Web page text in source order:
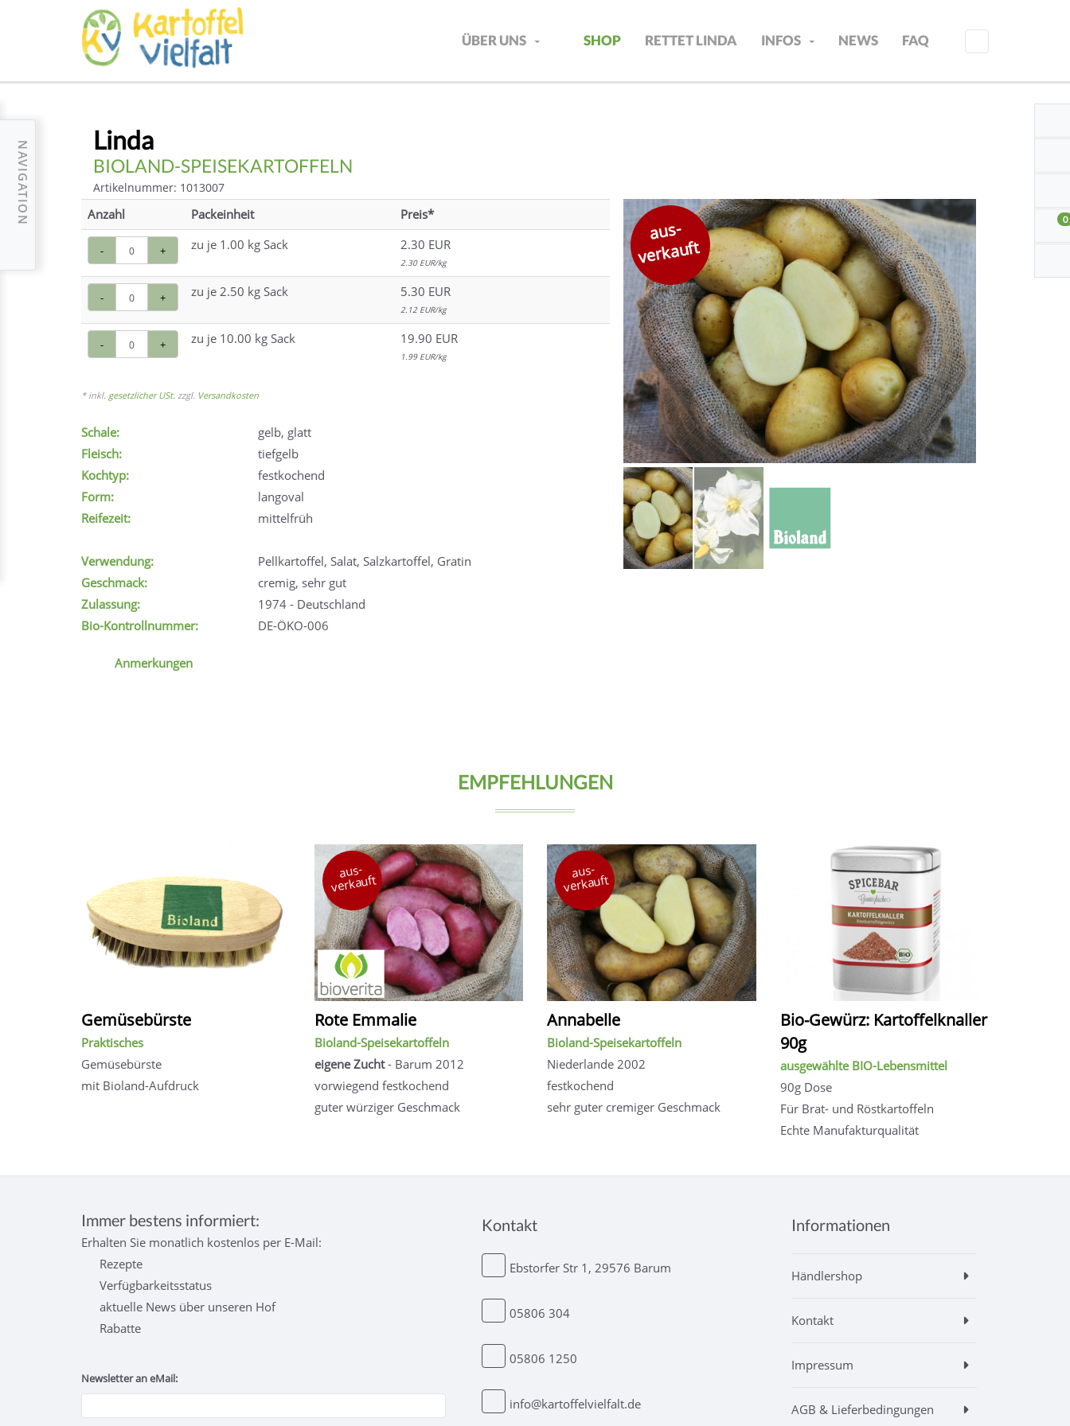
ÜBER UNS SHOP RETTET LINDA INFOS NEWS FAQ
Linda
BIOLAND-SPEISEKARTOFFELN
Artikelnummer: 1013007
Anzahl Packeinheit Preis*
- + zu je 1.00 kg Sack 2.30 EUR
2.30 EUR/kg
- + zu je 2.50 kg Sack 5.30 EUR
2.12 EUR/kg
- + zu je 10.00 kg Sack 19.90 EUR
1.99 EUR/kg
* inkl. gesetzlicher USt. zzgl. Versandkosten
Schale:
gelb, glatt
Fleisch:
tiefgelb
Kochtyp:
festkochend
Form:
langoval
Reifezeit:
mittelfrüh
Verwendung:
Pellkartoffel, Salat, Salzkartoffel, Gratin
Geschmack:
cremig, sehr gut
Zulassung:
1974 - Deutschland
Bio-Kontrollnummer:
DE-ÖKO-006
Anmerkungen
aus-
verkauft verkauft
EMPFEHLUNGEN
Gemüsebürste
Praktisches
Gemüsebürste
mit Bioland-Aufdruck
aus-
verkauft
Rote Emmalie
Bioland-Speisekartoffeln
eigene Zucht- Barum 2012
vorwiegend festkochend
guter würziger Geschmack
aus-
verkauft
Annabelle
Bioland-Speisekartoffeln
Niederlande 2002
festkochend
sehr guter cremiger Geschmack
Bio-Gewürz: Kartoffelknaller
90g
ausgewählte BIO-Lebensmittel
90g Dose
Für Brat- und Röstkartoffeln
Echte Manufakturqualität
Immer bestens informiert:
Erhalten Sie monatlich kostenlos per E-Mail:
Rezepte
Verfügbarkeitsstatus
aktuelle News über unseren Hof
Rabatte
Newsletter an eMail:
Kontakt
Ebstorfer Str 1, 29576 Barum
05806 304
05806 1250
info@kartoffelvielfalt.de
Informationen
Händlershop
Kontakt
Impressum
AGB & Lieferbedingungen
0
NAVIGATION